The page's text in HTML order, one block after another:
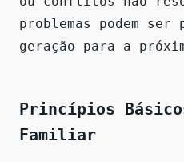
problemas podem ser
geração para a
Princípios
Familiar